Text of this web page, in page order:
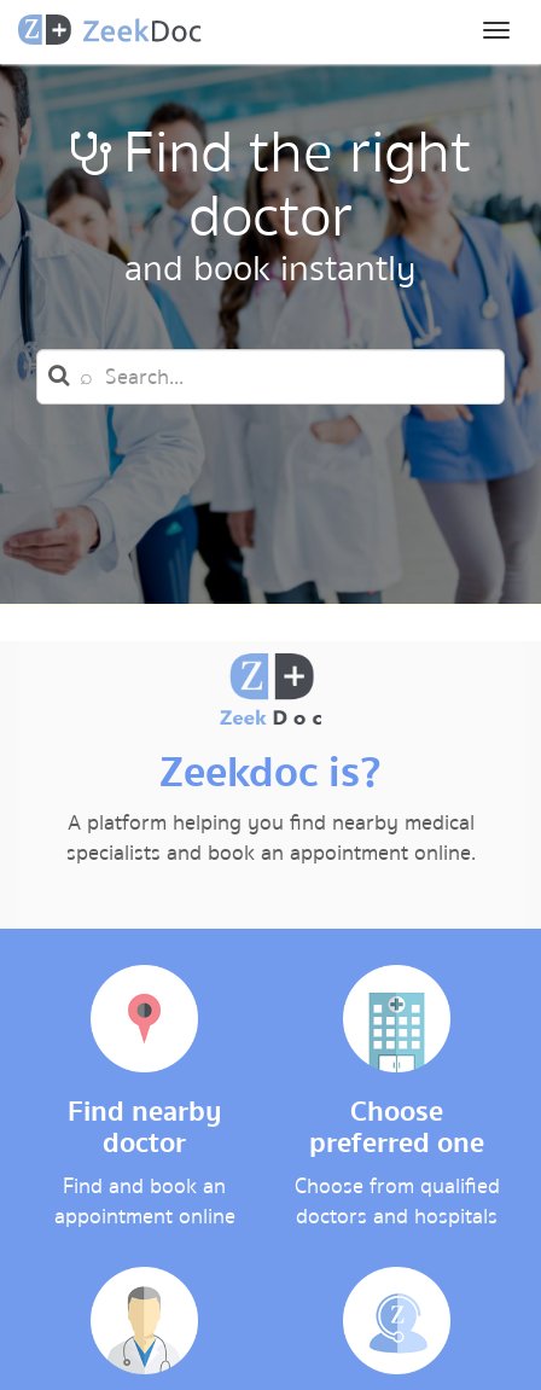
Find the right
doctor
and book instantly
Zeekdoc is?
A platform helping you find nearby medical
specialists and book an appointment online.
Find nearby
doctor
Find and book an
appointment online
Choose
preferred one
Choose from qualified
doctors and hospitals